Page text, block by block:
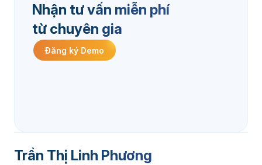
Nhận tư vấn miễn phí
từ chuyên gia
Đăng ký Demo
Trần Thị Linh Phương